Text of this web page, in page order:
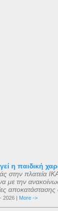
η παιδική
στην πλατεία
την
2026 | More ->